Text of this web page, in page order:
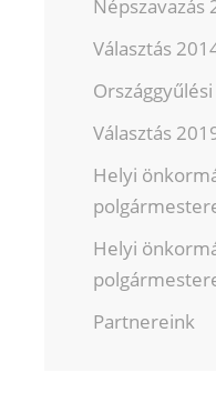
Népszavazás
Választás
Választás
Helyi
Helyi
Partnereink